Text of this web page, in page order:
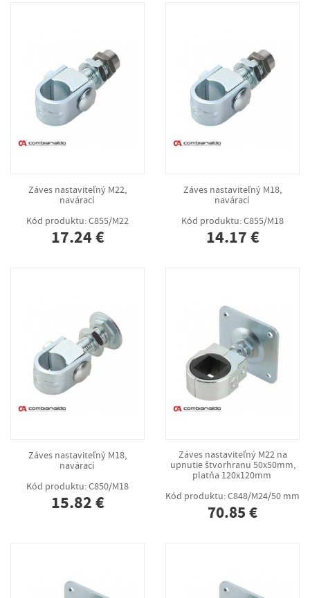
Záves nastaviteľný M22,
navárací
Kód produktu: C855/M22
17.24 €
Záves nastaviteľný M18,
navárací
Kód produktu: C855/M18
14.17 €
Záves nastaviteľný M18,
navárací
Kód produktu: C850/M18
15.82 €
Záves nastaviteľný M22 na
upnutie štvorhranu 50x50mm,
platňa 120x120mm
Kód produktu: C848/M24/50 mm
70.85 €